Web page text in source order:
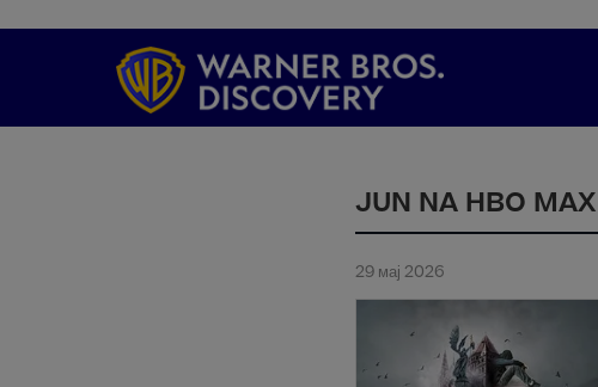
JUN NA HBO
29 мај 2026